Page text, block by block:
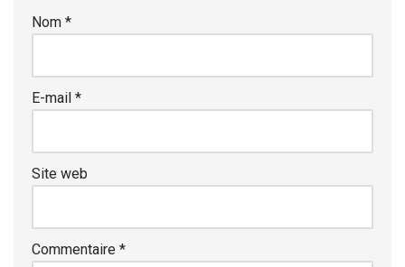
Nom *
E-mail *
Site web
Commentaire *